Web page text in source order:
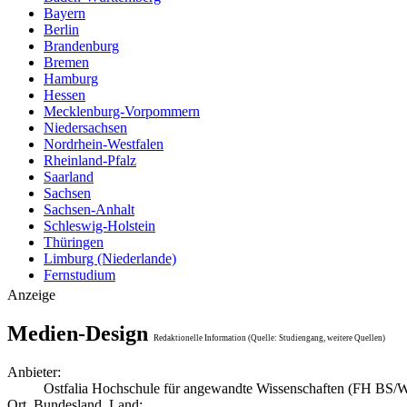
Bayern
Berlin
Brandenburg
Bremen
Hamburg
Hessen
Mecklenburg-Vorpommern
Niedersachsen
Nordrhein-Westfalen
Rheinland-Pfalz
Saarland
Sachsen
Sachsen-Anhalt
Schleswig-Holstein
Thüringen
Limburg (Niederlande)
Fernstudium
Anzeige
Medien-Design Redaktionelle Information (Quelle: Studiengang, weitere Quellen)
Anbieter:
Ostfalia Hochschule für angewandte Wissenschaften (FH BS/